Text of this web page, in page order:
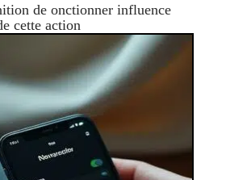
de onctionner influence
cette action